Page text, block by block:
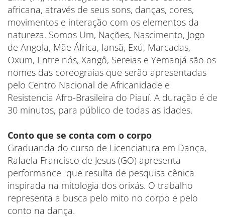
africana, através de seus sons, danças, cores,
movimentos e interação com os elementos da
natureza. Somos Um, Nações, Nascimento, Jogo
de Angola, Mãe África, Iansã, Exú, Marcadas,
Oxum, Entre nós, Xangô, Sereias e Yemanjá são os
nomes das coreograias que serão apresentadas
pelo Centro Nacional de Africanidade e
Resistencia Afro-Brasileira do Piauí. A duração é de
30 minutos, para público de todas as idades.
Conto que se conta com o corpo
Graduanda do curso de Licenciatura em Dança,
Rafaela Francisco de Jesus (GO) apresenta
performance que resulta de pesquisa cênica
inspirada na mitologia dos orixás. O trabalho
representa a busca pelo mito no corpo e pelo
conto na dança.